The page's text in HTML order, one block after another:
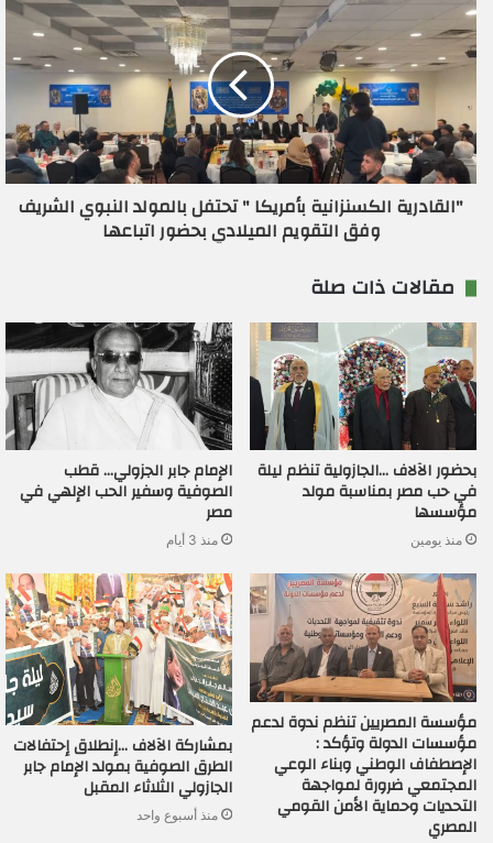
"القادرية الكسنزانية بأمريكا " تحتفل بالمولد النبوي الشريف
وفق التقويم الميلادي بحضور اتباعها
مقالات ذات صلة
بحضور الآلاف …الجازولية تنظم ليلة
في حب مصر بمناسبة مولد
مؤسسها
منذ يومين
الإمام جابر الجزولي… قطب
الصوفية وسفير الحب الإلهي في
مصر
منذ 3 أيام
مؤسسة المصريين تنظم ندوة لدعم
مؤسسات الدولة وتؤكد :
الإصطفاف الوطني وبناء الوعي
المجتمعي ضرورة لمواجهة
التحديات وحماية الأمن القومي
المصري
بمشاركة الآلاف …إنطلاق إحتفالات
الطرق الصوفية بمولد الإمام جابر
الجازولي الثلاثاء المقبل
منذ أسبوع واحد